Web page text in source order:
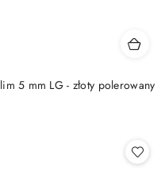
5 mm LG - złoty polerowany